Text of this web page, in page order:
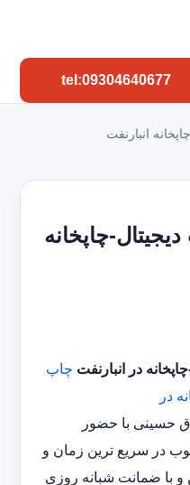
tel:09304640677
انبارنفت
چاپخانه
در انبارنفت چاپ
در
صادق حسینی با حضور
در سریع ترین زمان و
و با ضمانت شبانه روزی